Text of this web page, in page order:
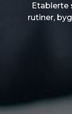
Etablerte
rutiner,